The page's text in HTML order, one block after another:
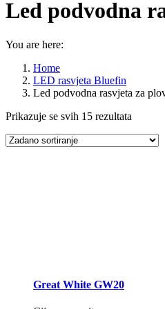
Led podvodna
You are here:
Home
LED rasvjeta Bluefin
Led podvodna rasvjeta za
Prikazuje se svih 15 rezultata
Great White GW20